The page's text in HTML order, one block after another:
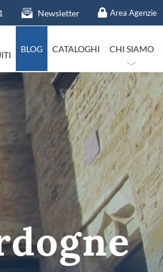
Newsletter Area Agenzie
in evidenza
Lazio
BLOG CATALOGHI CHI SIAMO